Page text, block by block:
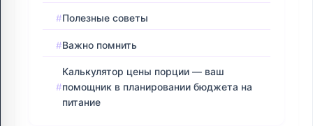
Полезные советы
Важно помнить
Калькулятор цены порции — ваш
помощник в планировании бюджета на
питание